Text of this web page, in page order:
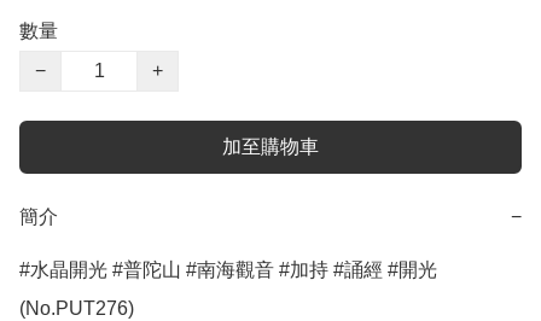
數量
−
+
加至購物車
簡介 −
#水晶開光 #普陀山 #南海觀音 #加持 #誦經 #開光
(No.PUT276)